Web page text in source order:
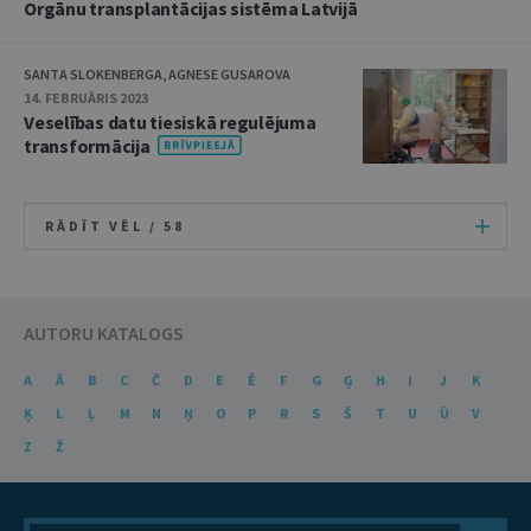
Orgānu transplantācijas sistēma Latvijā
SANTA SLOKENBERGA, AGNESE GUSAROVA
14. FEBRUĀRIS 2023
Veselības datu tiesiskā regulējuma
transformācija
RĀDĪT VĒL / 58
AUTORU KATALOGS
A Ā B C Č D E Ē F G Ģ H I J
K
Ķ
L Ļ M N Ņ O P R S Š T U Ū
V
Z
Ž